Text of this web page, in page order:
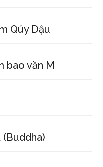
Qúy Dậu
bao vần M